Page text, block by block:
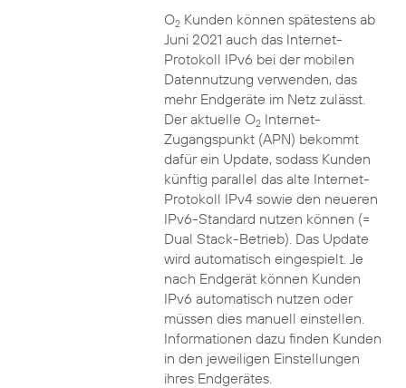
O2Kunden können spätestens ab
Juni 2021 auch das Internet-
Protokoll IPv6 bei der mobilen
Datennutzung verwenden, das
mehr Endgeräte im Netz zulässt.
Der aktuelle O2Internet-
Zugangspunkt (APN) bekommt
dafür ein Update, sodass Kunden
künftig parallel das alte Internet-
Protokoll IPv4 sowie den neueren
IPv6-Standard nutzen können (=
Dual Stack-Betrieb). Das Update
wird automatisch eingespielt. Je
nach Endgerät können Kunden
IPv6 automatisch nutzen oder
müssen dies manuell einstellen.
Informationen dazu finden Kunden
in den jeweiligen Einstellungen
ihres Endgerätes.